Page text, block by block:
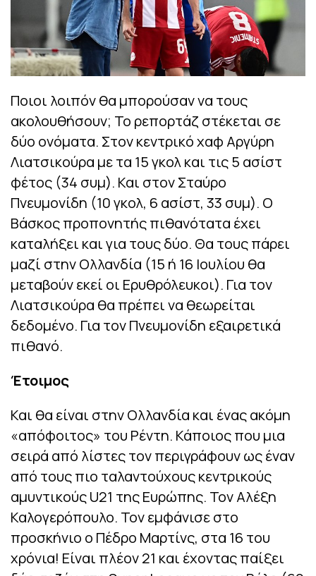
Ποιοι λοιπόν θα μπορούσαν να τους
ακολουθήσουν; Το ρεπορτάζ στέκεται σε
δύο ονόματα. Στον κεντρικό χαφ Αργύρη
Λιατσικούρα με τα 15 γκολ και τις 5 ασίστ
φέτος (34 συμ). Και στον Σταύρο
Πνευμονίδη (10 γκολ, 6 ασίστ, 33 συμ). Ο
Βάσκος προπονητής πιθανότατα έχει
καταλήξει και για τους δύο. Θα τους πάρει
μαζί στην Ολλανδία (15 ή 16 Ιουλίου θα
μεταβούν εκεί οι Ερυθρόλευκοι). Για τον
Λιατσικούρα θα πρέπει να θεωρείται
δεδομένο. Για τον Πνευμονίδη εξαιρετικά
πιθανό.
Έτοιμος
Και θα είναι στην Ολλανδία και ένας ακόμη
«απόφοιτος» του Ρέντη. Κάποιος που μια
σειρά από λίστες τον περιγράφουν ως έναν
από τους πιο ταλαντούχους κεντρικούς
αμυντικούς U21 της Ευρώπης. Τον Αλέξη
Καλογερόπουλο. Τον εμφάνισε στο
προσκήνιο ο Πέδρο Μαρτίνς, στα 16 του
χρόνια! Είναι πλέον 21 και έχοντας παίξει